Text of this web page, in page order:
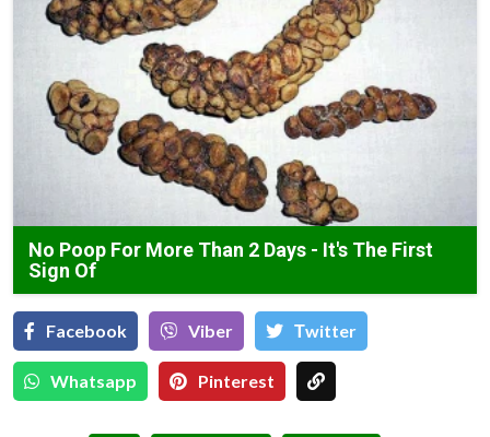
No Poop For More Than 2 Days - It's The First
Sign Of
Facebook Viber Тwitter
Whatsapp Pinterest